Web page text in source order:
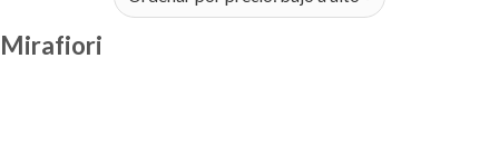
Mirafiori